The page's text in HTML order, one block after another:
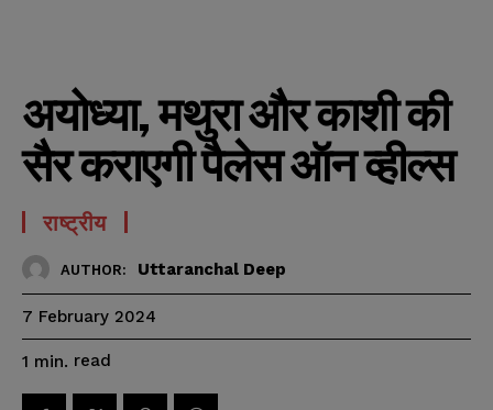
अयोध्या, मथुरा और काशी की
सैर कराएगी पैलेस ऑन व्हील्स
राष्ट्रीय
AUTHOR: Uttaranchal Deep
7 February 2024
1 min. read